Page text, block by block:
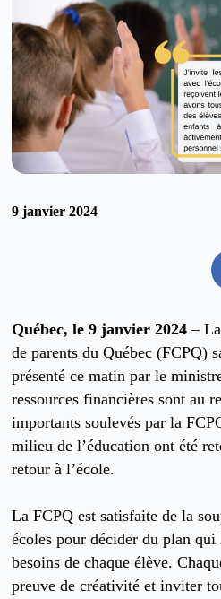
9 janvier 2024
Québec, le 9 janvier 2024 –
de parents du Québec (FCPQ)
présenté ce matin par le
ressources financières sont au
importants soulevés par la
milieu de l’éducation ont été
retour à l’école.
La FCPQ est satisfaite de la
écoles pour décider du plan
besoins de chaque élève.
preuve de créativité et inviter